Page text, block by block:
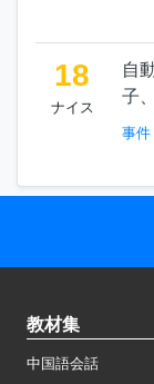
18
ナイス
自
子
事件
教材集
中国語会話